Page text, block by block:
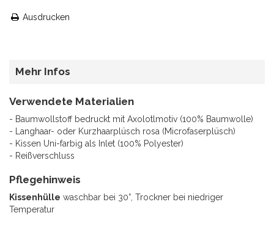
Ausdrucken
Mehr Infos
Verwendete Materialien
- Baumwollstoff bedruckt mit Axolotlmotiv (100% Baumwolle)
- Langhaar- oder Kurzhaarplüsch rosa (Microfaserplüsch)
- Kissen Uni-farbig als Inlet (100% Polyester)
- Reißverschluss
Pflegehinweis
Kissenhülle waschbar bei 30°, Trockner bei niedriger
Temperatur